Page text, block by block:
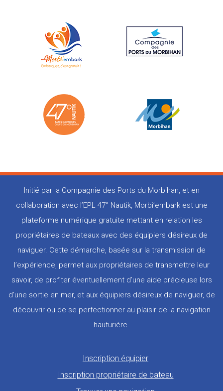
Initié par la Compagnie des Ports du Morbihan, et en
collaboration avec l’EPL 47° Nautik, Morbi’embark est une
plateforme numérique gratuite mettant en relation les
propriétaires de bateaux avec des équipiers désireux de
naviguer. Cette démarche, basée sur la transmission de
l’expérience, permet aux propriétaires de transmettre leur
savoir, de profiter éventuellement d’une aide précieuse lors
d’une sortie en mer, et aux équipiers désireux de naviguer, de
découvrir ou de se perfectionner au plaisir de la navigation
hauturière.
Inscription équipier
Inscription propriétaire de bateau